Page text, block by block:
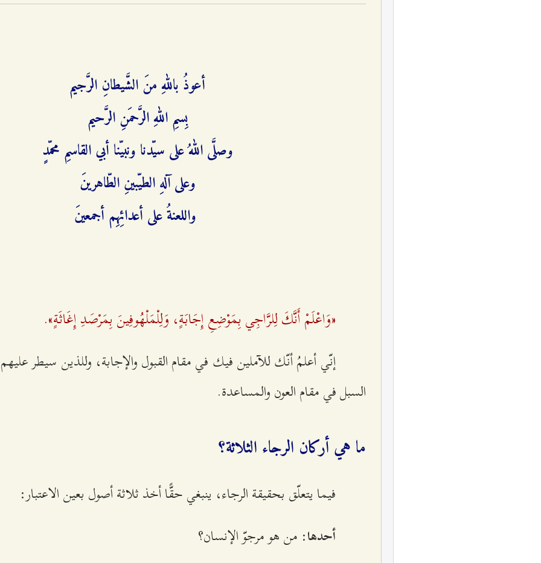
أعوذُ باللهِ منَ الشَّيطانِ الرَّجيم‌
بِسمِ اللهِ الرَّحمَنِ الرَّحيم‌
وصلَّى اللهُ على سيّدنا ونبيّنا أبي القاسمِ محمّدٍ
وعلى آلهِ الطيّبينِ الطّاهرينَ
واللعنةُ على أعدائِهِم أجمعينَ
«وَاعْلَمْ أَنَّكَ لِلرَّاجِي بِمَوْضِعِ إِجَابَةٍ، وَلِلْمَلْهُوفِينَ بِمَرْصَدِ إِغَاثَةٍ».
إنّي أعلمُ أنّك للآملين فيك في مقام القبول والإجابة، وللذين سيطر
السبل في مقام العون والمساعدة.
ما هي أركان الرجاء الثلاثة؟
فيما يتعلّق بحقيقة الرجاء، ينبغي حقًّا أخذ ثلاثة أصول بعين الاعتبار:
أحدها: من هو مرجوّ الإنسان؟